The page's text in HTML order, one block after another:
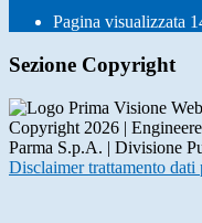
Pagina visualizzata
Sezione Copyright
Copyright 2026 |
Parma S.p.A. | Divisione
Disclaimer trattamento dati